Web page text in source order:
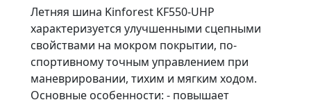
Летняя шина Kinforest KF550-UHP
характеризуется улучшенными сцепными
свойствами на мокром покрытии, по-
спортивному точным управлением при
маневрировании, тихим и мягким ходом.
Основные особенности: - повышает